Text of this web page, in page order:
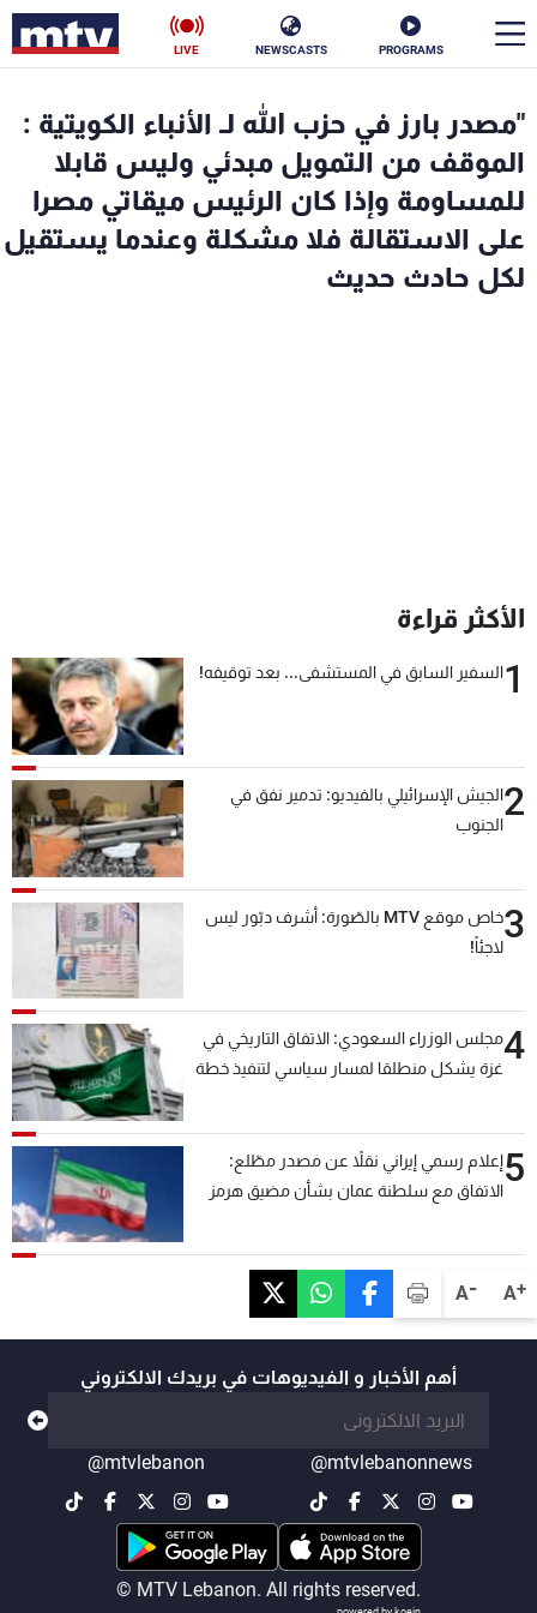
PROGRAMS
NEWSCASTS
LIVE
A+
A-
"مصدر بارز في حزب الله لـ الأنباء الكويتية :
الموقف من التمويل مبدئي وليس قابلا
للمساومة وإذا كان الرئيس ميقاتي مصرا
على الاستقالة فلا مشكلة وعندما يستقيل
لكل حادث حديث
الأكثر قراءة
1السفير السابق في المستشفى... بعد توقيفه!
2الجيش الإسرائيلي بالفيديو: تدمير نفق في
الجنوب
3
خاص موقع MTV بالصّورة: أشرف دبّور ليس
لاجئاً!
4مجلس الوزراء السعودي: الاتفاق التاريخي في
غزة يشكل منطلقا لمسار سياسي لتنفيذ خطة
5إعلام رسمي إيراني نقلاً عن مصدر مطّلع:
الاتفاق مع سلطنة عمان بشأن مضيق هرمز
أهم الأخبار و الفيديوهات في بريدك الالكتروني
@mtvlebanonnews
@mtvlebanon
© MTV Lebanon. All rights reserved.
الأخبار
سياسة ناس
إقتصاد
عن MTV
وظائف
شروط الإسـتخدام
سياسة الخصوصية